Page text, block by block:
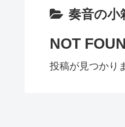
奏音の小
NOT
投稿が見つかり